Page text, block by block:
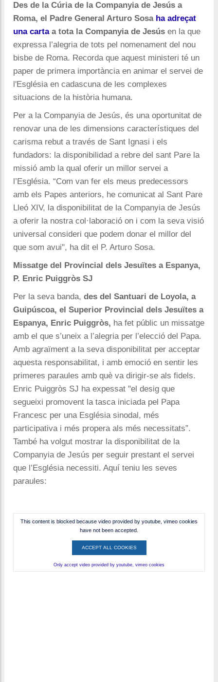
Des de la Cúria de la Companyia de Jesús a
Roma, el Padre General Arturo Sosa ha adreçat
una cartaa tota la Companyia de Jesús en la que
expressa l’alegria de tots pel nomenament del nou
bisbe de Roma. Recorda que aquest ministeri té un
paper de primera importància en animar el servei de
l'Església en cadascuna de les complexes
situacions de la història humana.
Per a la Companyia de Jesús, és una oportunitat de
renovar una de les dimensions característiques del
carisma rebut a través de Sant Ignasi i els
fundadors: la disponibilidad a rebre del sant Pare la
missió amb la qual oferir un millor servei a
l’Església. “Com van fer els meus predecessors
amb els Papes anteriors, he comunicat al Sant Pare
Lleó XIV, la disponibilitat de la Companyia de Jesús
a oferir la nostra col·laboració on i com la seva visió
universal consideri que podem donar el millor del
que som avui", ha dit el P. Arturo Sosa.
Missatge del Provincial dels Jesuïtes a Espanya,
P. Enric Puiggròs SJ
Per la seva banda, des del Santuari de Loyola, a
Guipúscoa, el Superior Provincial dels Jesuïtes a
Espanya, Enric Puiggròs, ha fet públic un missatge
amb el que s’uneix a l’alegria per l’elecció del Papa.
Amb agraïment a la seva disponibilitat per acceptar
aquesta responsabilitat, i amb emoció en sentir les
primeres paraules amb què va dirigir-se als fidels.
Enric Puiggròs SJ ha expessat "el desig que
segueixi promovent la tasca iniciada pel Papa
Francesc per una Església sinodal, més
participativa i més propera als més necessitats”.
També ha volgut mostrar la disponibilitat de la
Companyia de Jesús per seguir prestant el servei
que l’Església necessiti. Aquí teniu les seves
paraules:
This content is blocked because video provided by youtube, vimeo cookies
have not been accepted.
ACCEPT ALL COOKIES
Only accept video provided by youtube, vimeo cookies